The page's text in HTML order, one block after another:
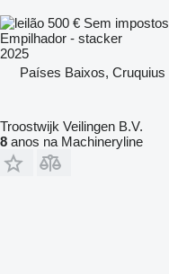
500 € Sem impostos
Empilhador - stacker
2025
Países Baixos, Cruquius
Troostwijk Veilingen B.V.
8 anos na Machineryline